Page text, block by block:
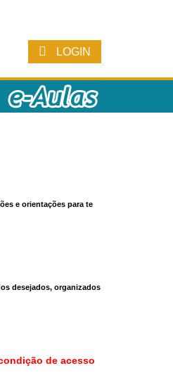
LOGIN
e orientações para te
desejados, organizados
de acesso